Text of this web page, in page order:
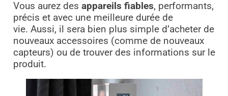
Vous aurez des appareils fiables, performants,
précis et avec une meilleure durée de
vie. Aussi, il sera bien plus simple d’acheter de
nouveaux accessoires (comme de nouveaux
capteurs) ou de trouver des informations sur le
produit.